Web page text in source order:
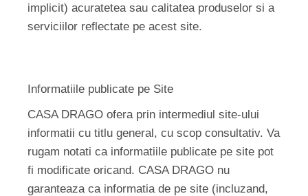
implicit) acuratetea sau calitatea produselor si a
serviciilor reflectate pe acest site.
Informatiile publicate pe Site
CASA DRAGO ofera prin intermediul site-ului
informatii cu titlu general, cu scop consultativ. Va
rugam notati ca informatiile publicate pe site pot
fi modificate oricand. CASA DRAGO nu
garanteaza ca informatia de pe site (incluzand,